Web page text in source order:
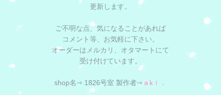
更新します。
ご不明な点、気になることがあれば
コメント等、お気軽に下さい。
オーダーはメルカリ、オタマートにて
受け付けています。
shop名⇾ 1826号室 製作者⇾ ａkｉ．